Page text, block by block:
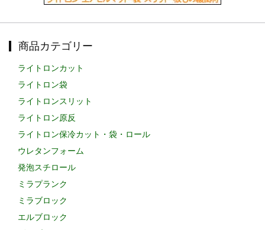
商品カテゴリー
ライトロンカット
ライトロン袋
ライトロンスリット
ライトロン原反
ライトロン保冷カット・袋・ロール
ウレタンフォーム
発泡スチロール
ミラプランク
ミラブロック
エルブロック